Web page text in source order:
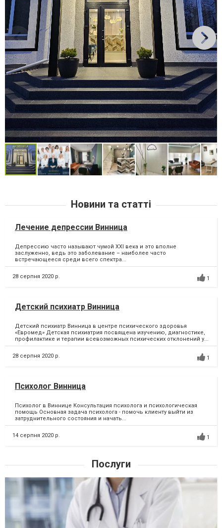
Новини та статті
Лечение депрессии Винница
Депрессию часто называют чумой XXI века и это вполне
заслуженно, ведь это заболевание – наиболее часто
встречающееся среди всего спектра...
28 серпня 2020 р. 1
Детский психиатр Винница
Детский психиатр Винница в центре психического здоровья
«Евромед» Детская психиатрия посвящена изучению, диагностике,
профилактике и терапии всевозможных психических отклонений у...
28 серпня 2020 р. 1
Психолог Винница
Психолог в Виннице Консультация психолога и психологическая
помощь Основная задача психолога - помочь клиенту выйти из
затруднительного состояния и начать...
14 серпня 2020 р. 1
Послуги